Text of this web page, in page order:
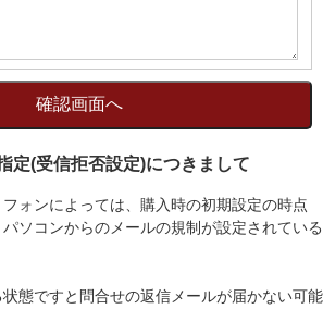
定(受信拒否設定)につきまして
ォンによっては、購入時の初期設定の時点
ソコンからのメールの規制が設定されている
状態ですと問合せの返信メールが届かない可能